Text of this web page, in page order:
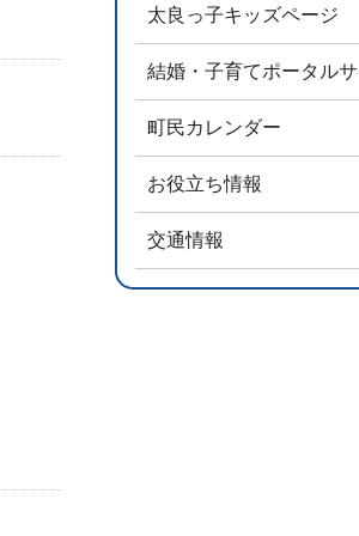
太良っ子キッズページ
結婚・子育てポータルサ
町民カレンダー
お役立ち情報
交通情報